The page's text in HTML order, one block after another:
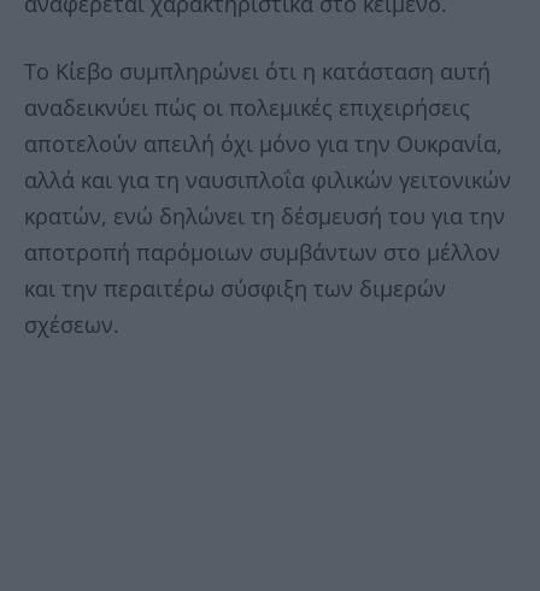
Το Κίεβο συμπληρώνει ότι η κατάσταση αυτή
αναδεικνύει πώς οι πολεμικές επιχειρήσεις
αποτελούν απειλή όχι μόνο για την Ουκρανία,
αλλά και για τη ναυσιπλοΐα φιλικών γειτονικών
κρατών, ενώ δηλώνει τη δέσμευσή του για την
αποτροπή παρόμοιων συμβάντων στο μέλλον
και την περαιτέρω σύσφιξη των διμερών
σχέσεων.